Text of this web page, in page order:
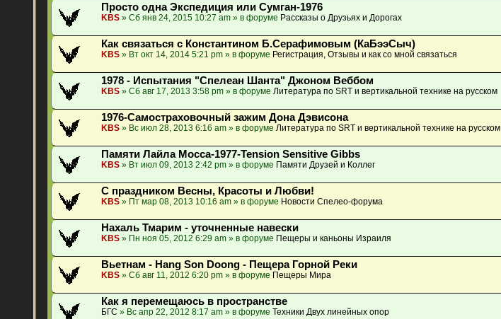
Просто одна Экспедиция или Сумган-1976
KBS » Сб янв 24, 2015 10:27 am » в форуме Рассказы о Друзьях и Дорогах
Как связаться с Константином Б.Серафимовым (КаБээСыч)
KBS » Вт окт 14, 2014 5:21 pm » в форуме Регистрация, Отзывы и как со мной связаться
1978 - Испытания "Спелеан Шанта" Джоном Веббом
KBS » Сб авг 17, 2013 3:58 pm » в форуме Литература по SRT и вертикальной технике на русском
1976-Самостраховочный зажим Дона Дэвисона
KBS » Вс июл 28, 2013 6:16 am » в форуме Литература по SRT и вертикальной технике на русском
Памяти Лайла Мосса-1977-Tension Sensitive Gibbs
KBS » Вт июл 09, 2013 2:42 pm » в форуме Памяти Друзей и Коллег
С праздником Весны, Красоты и Любви!
KBS » Пт мар 08, 2013 10:16 am » в форуме Новости Спелео-форума
Нахаль Тмарим - уточненные навески
KBS » Пн ноя 05, 2012 6:29 am » в форуме Пещеры и каньоны Израиля
Вьетнам - Hang Son Doong - Пещера Горной Реки
KBS » Сб авг 11, 2012 6:20 pm » в форуме Пещеры Мира
Как я перемещаюсь в пространстве
БГС » Вс апр 22, 2012 8:17 am » в форумеТехники Двух линейных опор